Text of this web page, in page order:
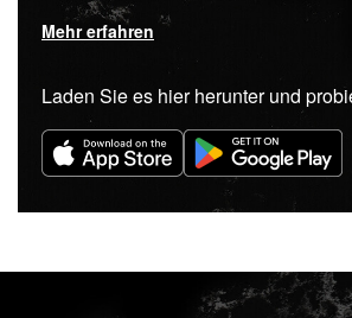
Mehr erfahren
Laden Sie es hier herunter und